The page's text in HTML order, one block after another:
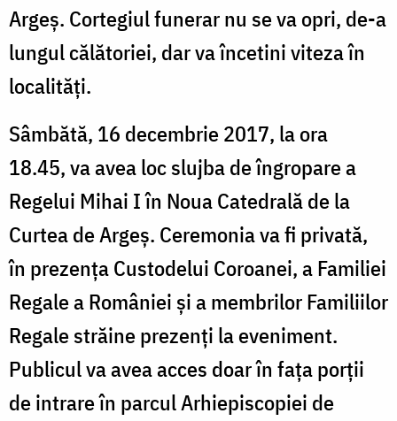
Argeș. Cortegiul funerar nu se va opri, de-a
lungul călătoriei, dar va încetini viteza în
localități.
Sâmbătă, 16 decembrie 2017, la ora
18.45, va avea loc slujba de îngropare a
Regelui Mihai I în Noua Catedrală de la
Curtea de Argeș. Ceremonia va fi privată,
în prezența Custodelui Coroanei, a Familiei
Regale a României și a membrilor Familiilor
Regale străine prezenți la eveniment.
Publicul va avea acces doar în fața porții
de intrare în parcul Arhiepiscopiei de